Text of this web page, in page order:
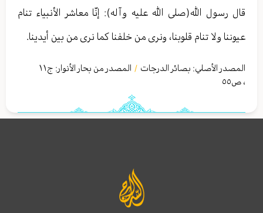
قال رسول الله‏(صلى الله عليه وآله): إنّا معاشر الأنبياء تنام‏
عيوننا ولا تنام قلوبنا، ونرى من خلفنا كما نرى من بين أيدينا.
المصدر الأصلي: بصائر الدرجات / المصدر من بحار الأنوار: ج١١
، ص٥٥